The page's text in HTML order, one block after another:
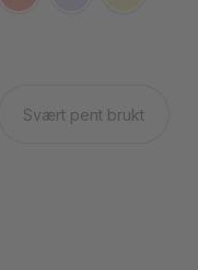
Svært pent brukt